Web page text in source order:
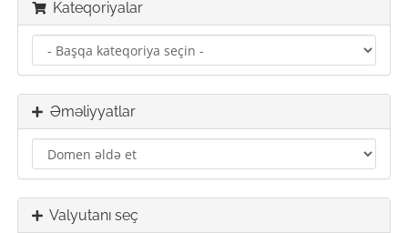
Kateqoriyalar
Əməliyyatlar
Valyutanı seç